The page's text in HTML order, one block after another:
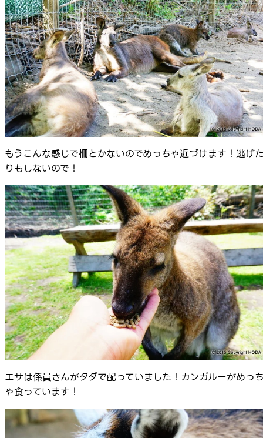
もうこんな感じで柵とかないのでめっちゃ近づけます！逃げ
りもしないので！
エサは係員さんがタダで配っていました！カンガルーがめっ
ゃ食っています！